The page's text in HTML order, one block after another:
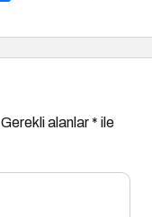
Gerekli alanlar* ile